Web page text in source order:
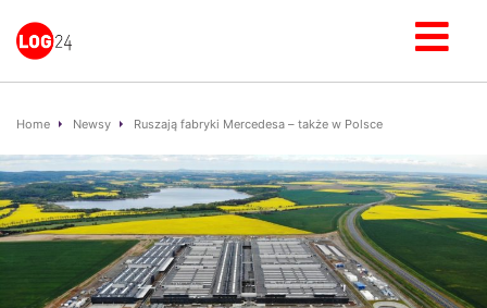
Home Newsy Ruszają fabryki Mercedesa – także w Polsce